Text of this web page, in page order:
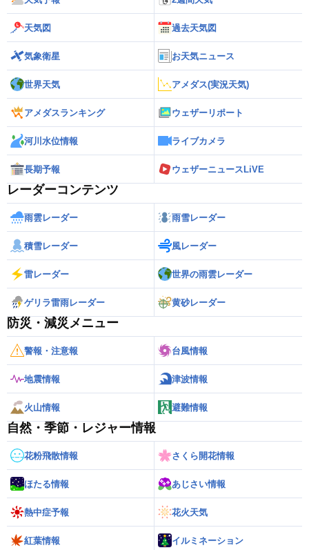
天気図 過去天気図
気象衛星 お天気ニュース
世界天気 アメダス(実況天気)
アメダスランキング ウェザーリポート
河川水位情報 ライブカメラ
長期予報 ウェザーニュースLiVE
レーダーコンテンツ
雨雲レーダー 雨雪レーダー
積雪レーダー 風レーダー
雷レーダー 世界の雨雲レーダー
ゲリラ雷雨レーダー 黄砂レーダー
防災・減災メニュー
警報・注意報 台風情報
地震情報 津波情報
火山情報 避難情報
自然・季節・レジャー情報
花粉飛散情報 さくら開花情報
ほたる情報 あじさい情報
熱中症予報 花火天気
紅葉情報 イルミネーション